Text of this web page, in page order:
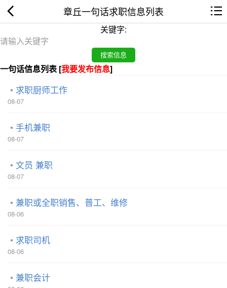
章丘一句话求职信息列表
关键字:
一句话信息列表 [我要发布信息]
求职厨师工作
08-07
手机兼职
08-07
文员 兼职
08-07
兼职或全职销售、普工、维修
08-06
求职司机
08-06
兼职会计